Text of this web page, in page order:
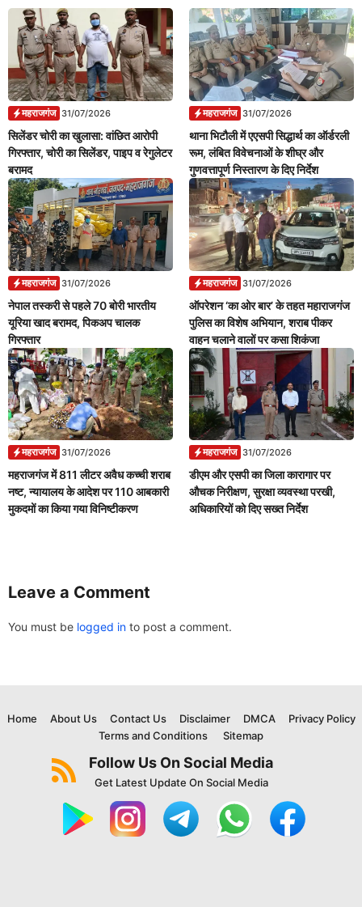
महराजगंज 31/07/2026
सिलेंडर चोरी का खुलासा: वांछित आरोपी
गिरफ्तार, चोरी का सिलेंडर, पाइप व रेगुलेटर
बरामद
महराजगंज 31/07/2026
थाना भिटौली में एएसपी सिद्धार्थ का ऑर्डरली
रूम, लंबित विवेचनाओं के शीघ्र और
गुणवत्तापूर्ण निस्तारण के दिए निर्देश
महराजगंज 31/07/2026
नेपाल तस्करी से पहले 70 बोरी भारतीय
यूरिया खाद बरामद, पिकअप चालक
गिरफ्तार
महराजगंज 31/07/2026
ऑपरेशन ‘का ओर बार’ के तहत महाराजगंज
पुलिस का विशेष अभियान, शराब पीकर
वाहन चलाने वालों पर कसा शिकंजा
महराजगंज 31/07/2026
महराजगंज में 811 लीटर अवैध कच्ची शराब
नष्ट, न्यायालय के आदेश पर 110 आबकारी
मुकदमों का किया गया विनिष्टीकरण
महराजगंज 31/07/2026
डीएम और एसपी का जिला कारागार पर
औचक निरीक्षण, सुरक्षा व्यवस्था परखी,
अधिकारियों को दिए सख्त निर्देश
Leave a Comment
You must be logged in to post a comment.
Home About Us Contact Us Disclaimer DMCA
Privacy Policy
Terms and Conditions
Sitemap
Follow Us On Social Media
Get Latest Update On Social Media